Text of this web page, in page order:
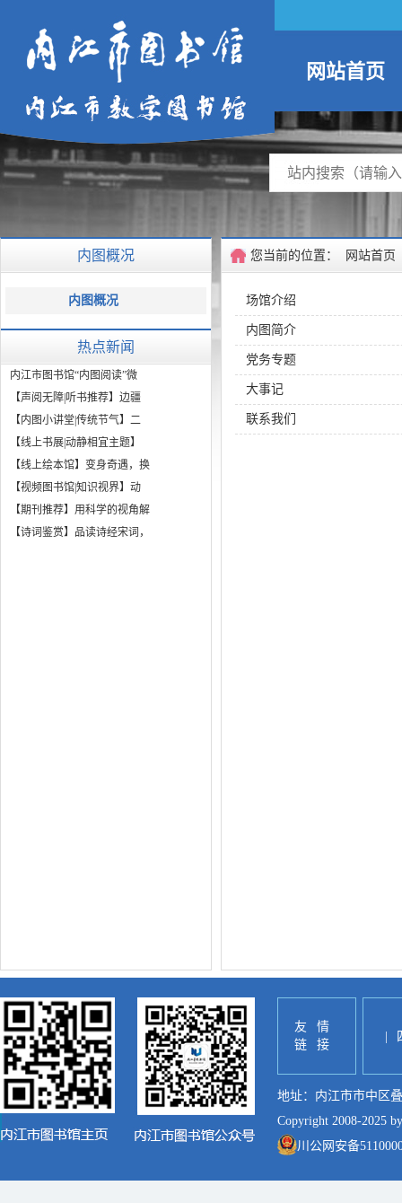
网站首页
内图概况
内图概况
热点新闻
内江市图书馆“内图阅读”微
【声阅无障|听书推荐】边疆
【内图小讲堂|传统节气】二
【线上书展|动静相宜主题】
【线上绘本馆】变身奇遇，换
【视频图书馆|知识视界】动
【期刊推荐】用科学的视角解
【诗词鉴赏】品读诗经宋词，
您当前的位置： 网站首页
场馆介绍
内图简介
党务专题
大事记
联系我们
友情
链接
地址：内江市市中区
Copyright 2008-2025
川公网安备